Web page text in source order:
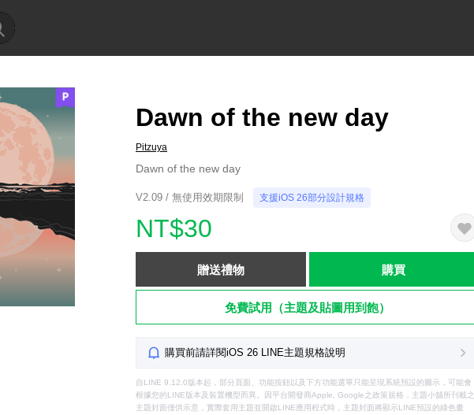
Dawn of the new day
Pitzuya
Dawn of the new day
V2.09 / 無使用效期限制 支援iOS 26部分設計規格
NT$30
贈送禮物 購買
免費試用（主題及貼圖用到飽）
購買前請詳閱iOS 26 LINE主題規格說明
自LINE 9.12.0版本起，部分頁面、功能按鈕以及下方功能選單只能呈現系統預設的圖示，可能會
根據您的LINE版本及裝置機型而異。因平台開發商Apple, Google之政策規格，主題小舖所刊載之
主題封面僅供示意，實際套用主題並開啟LINE應用程式時，主題封面將顯示LINE預設的綠色畫